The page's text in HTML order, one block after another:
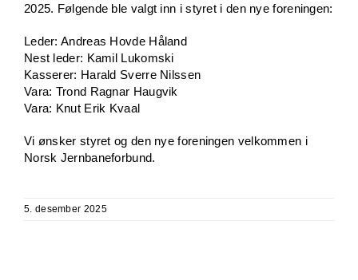
2025. Følgende ble valgt inn i styret i den nye foreningen:
Leder: Andreas Hovde Håland
Nest leder: Kamil Lukomski
Kasserer: Harald Sverre Nilssen
Vara: Trond Ragnar Haugvik
Vara: Knut Erik Kvaal
Vi ønsker styret og den nye foreningen velkommen i
Norsk Jernbaneforbund.
5. desember 2025